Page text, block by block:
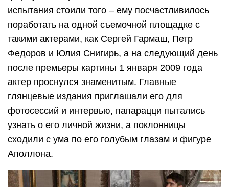
испытания стоили того – ему посчастливилось
поработать на одной съемочной площадке с
такими актерами, как Сергей Гармаш, Петр
Федоров и Юлия Снигирь, а на следующий день
после премьеры картины 1 января 2009 года
актер проснулся знаменитым. Главные
глянцевые издания приглашали его для
фотосессий и интервью, папарацци пытались
узнать о его личной жизни, а поклонницы
сходили с ума по его голубым глазам и фигуре
Аполлона.